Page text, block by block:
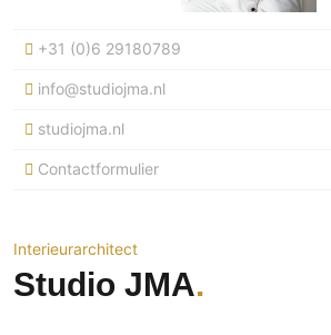
Bedden
Meubels
Glas
Interieurbouw
Buitendeuren
Vouwwanden
Garagedeuren
Zonwering
Buitenshutters
Tuinverlichting
Omheining
Hekwerken en poorten
Tuin wellness
Serre/Veranda
Slaapkamer
Wellness
Wijnkelder
Woonkamer
+31 (0)6 29180789
info@studiojma.nl
studiojma.nl
Contactformulier
Interieurarchitect
Studio JMA